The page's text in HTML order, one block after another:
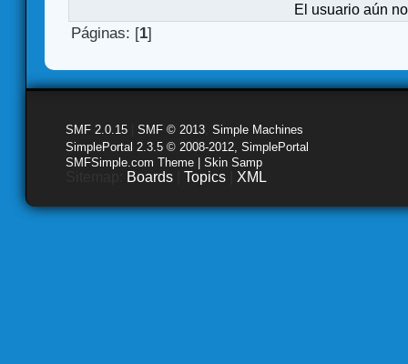
El usuario aún
Páginas: [1]
SMF 2.0.15 SMF © 2013 Simple Machines
SimplePortal 2.3.5 © 2008-2012, SimplePortal
SMFSimple.com Theme | Skin Samp
Boards Topics XML